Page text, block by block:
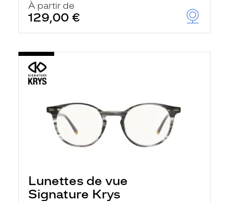
À partir de
129,00 €
Lunettes de vue
Signature Krys